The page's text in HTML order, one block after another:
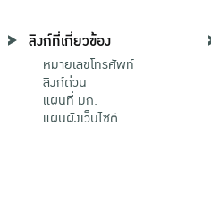
ลิงก์ที่เกี่ยวข้อง
หมายเลขโทรศัพท์
ลิงก์ด่วน
แผนที่ มก.
แผนผังเว็บไซต์